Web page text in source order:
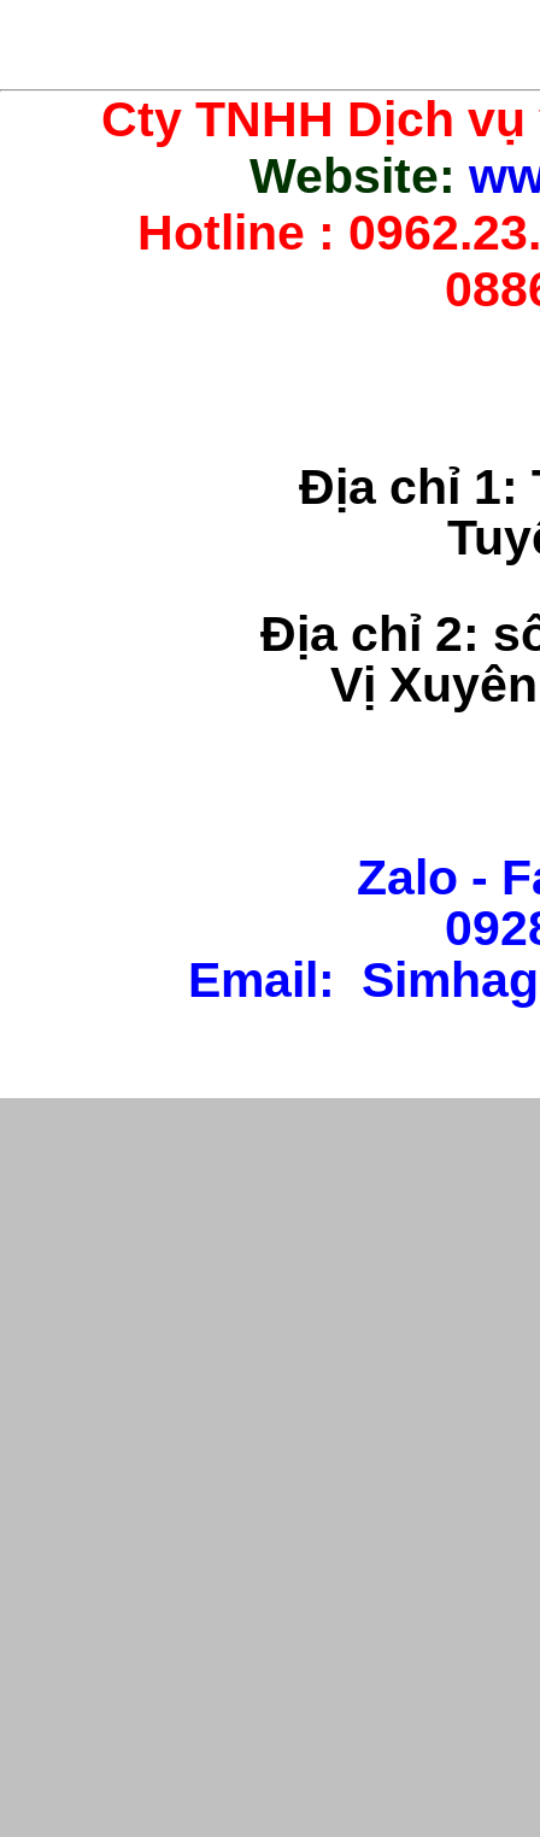
Cty TNHH Dịch
Website:
Hotline :
Địa chỉ 1:
Địa chỉ 2:
Vị
Zalo -
Email: